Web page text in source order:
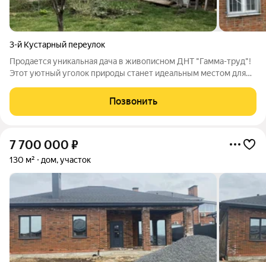
3-й Кустарный переулок
Продается уникальная дача в живописном ДНТ "Гамма-труд"!
Этот уютный уголок природы станет идеальным местом для
соток окружен плодоносящими фруктовыми деревьями,
которые подарят вам свежие
Позвонить
7 700 000 ₽
130 м² дом, участок